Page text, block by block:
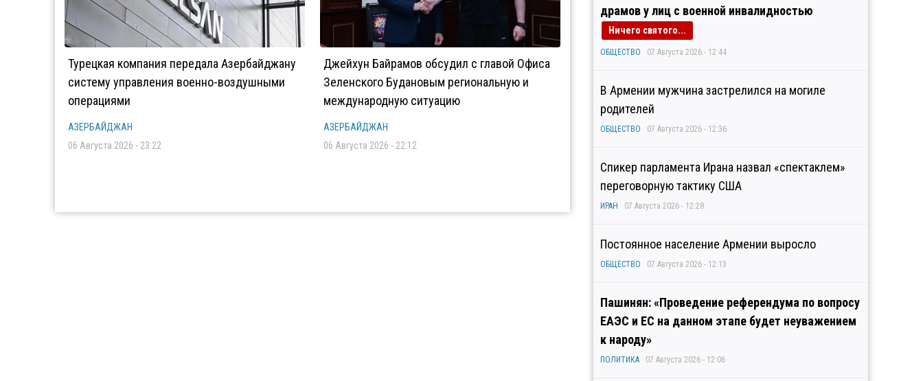
Турецкая компания передала Азербайджану
систему управления военно-воздушными
операциями
АЗЕРБАЙДЖАН
06 Августа 2026 - 23:22
Джейхун Байрамов обсудил с главой Офиса
Зеленского Будановым региональную и
международную ситуацию
АЗЕРБАЙДЖАН
06 Августа 2026 - 22:12
драмов у лиц с военной инвалидностью
Ничего святого...
ОБЩЕСТВО 07 Августа 2026 - 12:44
В Армении мужчина застрелился на могиле
родителей
ОБЩЕСТВО 07 Августа 2026 - 12:36
Спикер парламента Ирана назвал «спектаклем»
переговорную тактику США
ИРАН 07 Августа 2026 - 12:28
Постоянное население Армении выросло
ОБЩЕСТВО 07 Августа 2026 - 12:13
Пашинян: «Проведение референдума по вопросу
ЕАЭС и ЕС на данном этапе будет неуважением
к народу»
ПОЛИТИКА 07 Августа 2026 - 12:06